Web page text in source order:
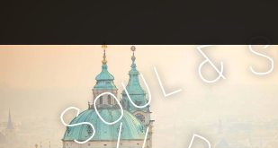
e
i
c
Soul&S